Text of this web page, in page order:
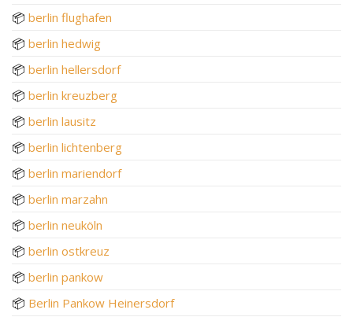
📦 berlin flughafen
📦 berlin hedwig
📦 berlin hellersdorf
📦 berlin kreuzberg
📦 berlin lausitz
📦 berlin lichtenberg
📦 berlin mariendorf
📦 berlin marzahn
📦 berlin neuköln
📦 berlin ostkreuz
📦 berlin pankow
📦 Berlin Pankow Heinersdorf